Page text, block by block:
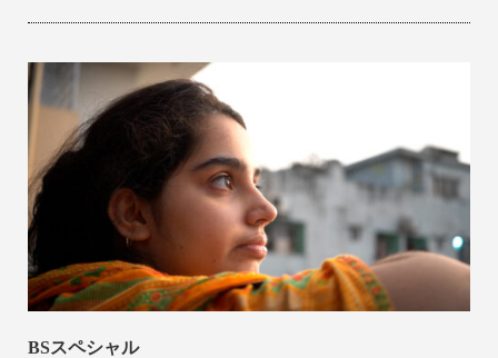
BSスペシャル